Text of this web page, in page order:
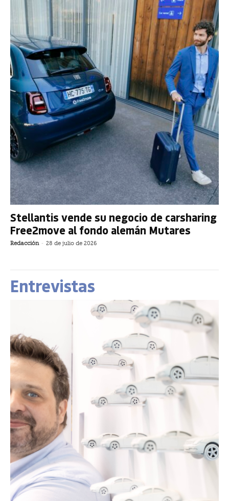
Stellantis vende su negocio de carsharing
Free2move al fondo alemán Mutares
Redacción - 28 de julio de 2026
Entrevistas